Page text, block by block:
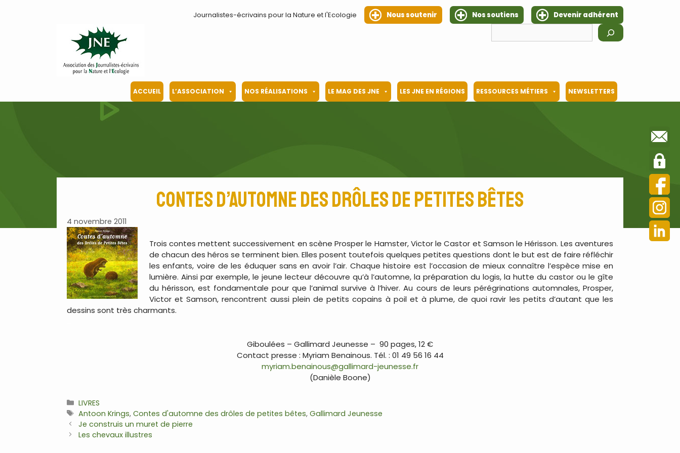
Journalistes-écrivains pour la Nature et l'Ecologie Nous soutenir Nos soutiens
Devenir adhérent
ACCUEIL L’ASSOCIATION NOS RÉALISATIONS LE MAG DES JNE LES JNE EN RÉGIONS RESSOURCES MÉTIERS NEWSLETTERS
Contes d’automne des drôles de petites bêtes
4 novembre 2011
Trois contes mettent successivement en scène Prosper le Hamster, Victor le Castor et Samson le Hérisson. Les aventures
de chacun des héros se terminent bien. Elles posent toutefois quelques petites questions dont le but est de faire réfléchir
les enfants, voire de les éduquer sans en avoir l’air. Chaque histoire est l’occasion de mieux connaître l’espèce mise en
lumière. Ainsi par exemple, le jeune lecteur découvre qu’à l’automne, la préparation du logis, la hutte du castor ou le gîte
du hérisson, est fondamentale pour que l’animal survive à l’hiver. Au cours de leurs pérégrinations automnales, Prosper,
Victor et Samson, rencontrent aussi plein de petits copains à poil et à plume, de quoi ravir les petits d’autant que les
dessins sont très charmants.
Giboulées – Gallimard Jeunesse – 90 pages, 12 €
Contact presse : Myriam Benainous. Tél. : 01 49 56 16 44
myriam.benainous@gallimard-jeunesse.fr
(Danièle Boone)
Catégories
LIVRES
Étiquettes
Antoon Krings,Contes d'automne des drôles de petites bêtes,Gallimard Jeunesse
Navigation
des
Je construis un muret de pierre
Les chevaux illustres